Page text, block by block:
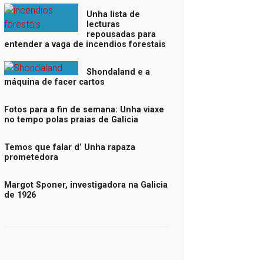
Unha lista de
lecturas
repousadas para
entender a vaga de incendios forestais
Shondaland e a
máquina de facer cartos
Fotos para a fin de semana: Unha viaxe
no tempo polas praias de Galicia
Temos que falar d’ Unha rapaza
prometedora
Margot Sponer, investigadora na Galicia
de 1926